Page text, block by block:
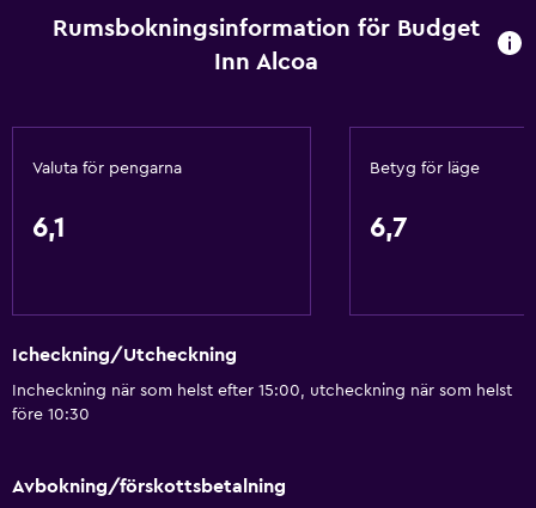
Värme
Rökfria rum tillgängliga
Husdjur får medtagas vid förfrågan. Kostnader kan
Nedsänkt vask
Tillgänglig parkering
Anpassat bad
Rökningsområden
Tjänster och bekvämligheter
Rumsbokningsinformation för Budget
Inn Alcoa
Valuta för pengarna
6,1
Betyg för läge
6,7
Icheckning/Utcheckning
Incheckning när som helst efter 15:00, utcheckning när som helst
före 10:30
Avbokning/förskottsbetalning